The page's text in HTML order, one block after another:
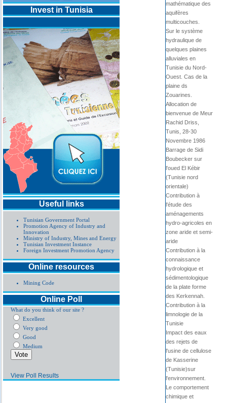
Invest in Tunisia
Useful links
Tunisian Government Portal
Promotion Agency of Industry and
Innovation
Ministry of Industry, Mines and Energy
Tunisian Investment Instance
Foreign Investment Promotion Agency
Online resources
Mining Code
Online Poll
What do you think of our site ?
Excellent
Very good
Good
Medium
View Poll Results
mathématique des
aquifères
multicouches.
Sur le système
hydraulique de
quelques plaines
alluviales en
Tunisie du Nord-
Ouest. Cas de la
plaine ds
Zouarines.
Allocation de
bienvenue de Meur
Rachid Driss,
Tunis, 28-30
Novembre 1986
Barrage de Sidi
Boubecker sur
l'oued El Kébir
(Tunisie nord
orientale)
Contribution à
l'étude des
aménagements
hydro-agricoles en
zone aride et semi-
aride
Contribution à la
connaissance
hydrologique et
sédimentologique
de la plate forme
des Kerkennah.
Contribution à la
limnologie de la
Tunisie
Impact des eaux
des rejets de
l'usine de cellulose
de Kasserine
(Tunisie)sur
l'environnement.
Le comportement
chimique et